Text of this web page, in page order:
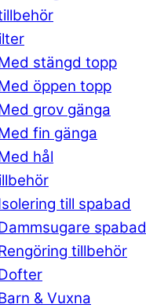
stängd topp
öppen topp
grov gänga
fin gänga
hål
till spabad
spabad
tillbehör
& Vuxna